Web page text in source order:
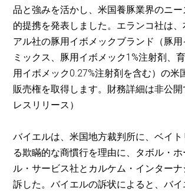
品と強みを活かし、米国養豚業界のニ
的提携を発表しました。エランコ社は、
アル社の豚用イボメックブランド（豚
ミックス、豚用イボメック1%注射剤、
用イボメック0.27%注射剤を含む）の米
販売権を取得します。財務詳細は非公
レスリリース）
バイエルは、米国地方裁判所に、ベイ
る欺瞞的な商慣行を理由に、タボル・
ル・サービス社とカルケム・インター
訴した。バイエルの訴状によると、バイ